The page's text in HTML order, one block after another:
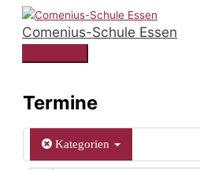
Zum
InhaltComenius-Schule Essen
Hauptmenü
Termine
Kategorien